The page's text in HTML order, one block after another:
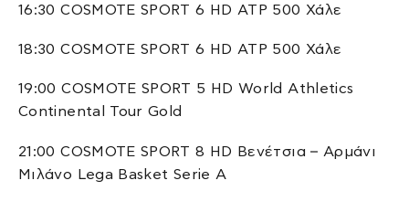
16:30 COSMOTE SPORT 6 HD ATP 500 Χάλε
18:30 COSMOTE SPORT 6 HD ATP 500 Χάλε
19:00 COSMOTE SPORT 5 HD World Athletics
Continental Tour Gold
21:00 COSMOTE SPORT 8 HD Βενέτσια – Αρμάνι
Μιλάνο Lega Basket Serie A